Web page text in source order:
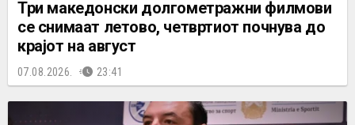
Три македонски долгометражни филмови
се снимаат летово, четвртиот почнува до
крајот на август
07.08.2026. 23:41